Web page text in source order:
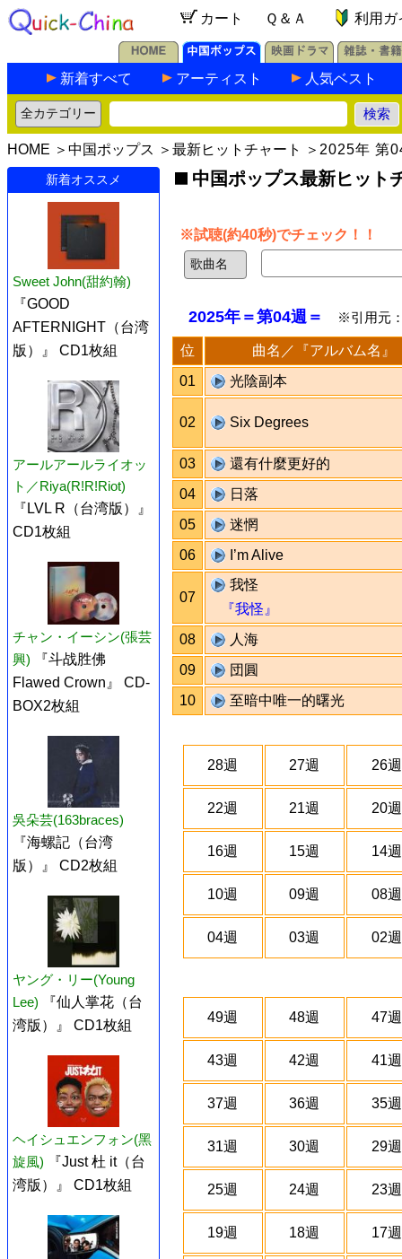
カート Ｑ＆Ａ 利用ガ
新着すべて アーティスト 人気ベスト
HOME ＞ 中国ポップス ＞ 最新ヒットチャート ＞ 2025年 第
新着オススメ
Sweet John(甜約翰)
『GOOD
AFTERNIGHT（台湾
版）』 CD1枚組
アールアールライオッ
ト／Riya(R!R!Riot)
『LVL R（台湾版）』
CD1枚組
チャン・イーシン(張芸
興)
『斗战胜佛
Flawed Crown』 CD-
BOX2枚組
吳朵芸(163braces)
『海螺記（台湾
版）』 CD2枚組
ヤング・リー(Young
Lee)
『仙人掌花（台
湾版）』 CD1枚組
ヘイシュエンフォン(黑
旋風)
『Just 杜 it（台
湾版）』 CD1枚組
中国ポップス最新ヒット
※試聴(約40秒)でチェック！！
2025年＝第04週＝ ※引用元
位
曲名／『アルバム名』
01
光陰副本
02 Six Degrees
03
還有什麼更好的
04
日落
05
迷惘
06
I’m Alive
07
我怪
『我怪』
08
人海
09
団圓
10
至暗中唯一的曙光
28週 27週 26週
22週 21週 20週
16週 15週 14週
10週 09週 08週
04週 03週 02週
49週 48週 47週
43週 42週 41週
37週 36週 35週
31週 30週 29週
25週 24週 23週
19週 18週 17週